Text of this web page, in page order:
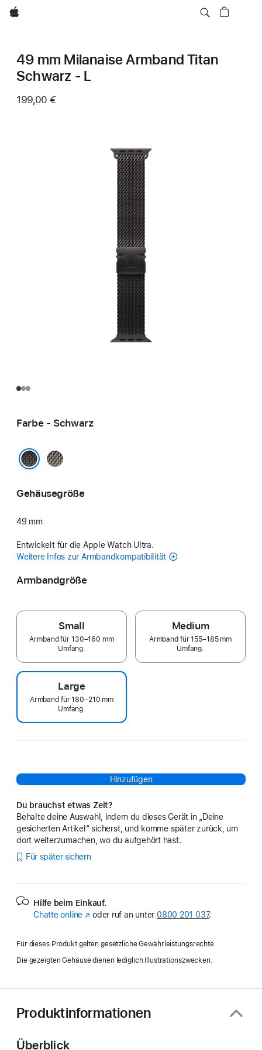
Apple
49 mm Milanaise Armband Titan
Schwarz ‑ L
199,00 €
Farbe - Schwarz
Natur
Gehäusegröße
49 mm
Entwickelt für die Apple Watch Ultra.
Weitere Infos zur Armbandkompatibilität
Armbandgröße
Small
Armband für 130–160 mm
Umfang.
Medium
Armband für 155–185 mm
Umfang.
Large
Armband für 180–210 mm
Umfang.
Hinzufügen
Du brauchst etwas Zeit?
Behalte deine Auswahl, indem du dieses Gerät in „Deine
gesicherten Artikel“ sicherst, und komme später zurück, um
dort weiterzumachen, wo du aufgehört hast.
Für später sichern
Hilfe beim Einkauf.
Chatte online (Öffnet
Fenster)
oder ruf an unter 0800 201 037.
Für dieses Produkt gelten gesetzliche Gewährleistungsrechte
Die gezeigten Gehäuse dienen lediglich Illustrationszwecken.
Produktinformationen
Überblick